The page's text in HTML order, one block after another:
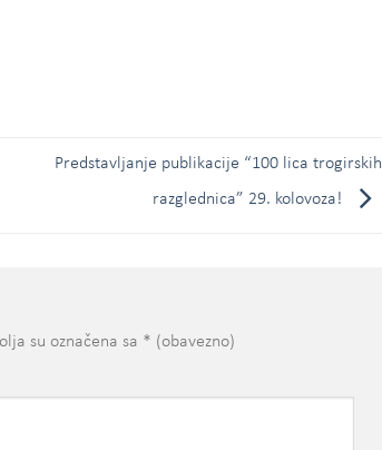
Predstavljanje publikacije “100 lica trogirskih
razglednica” 29. kolovoza!
su označena sa * (obavezno)